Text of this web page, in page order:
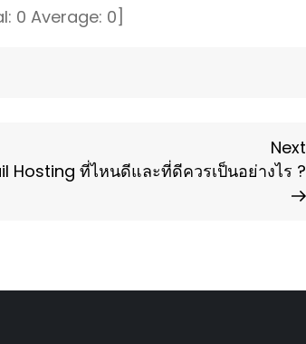
0 Average: 0]
Next
Hosting ที่ไหนดีและที่ดีควรเป็นอย่างไร ?